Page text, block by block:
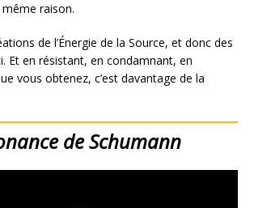
raison.
de l’Énergie de la Source, et donc des
Et en résistant, en condamnant, en
vous obtenez, c’est davantage de la
de Schumann